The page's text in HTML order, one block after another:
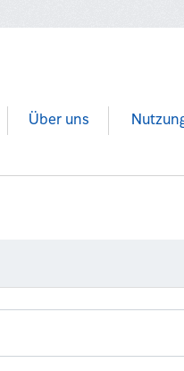
Über uns